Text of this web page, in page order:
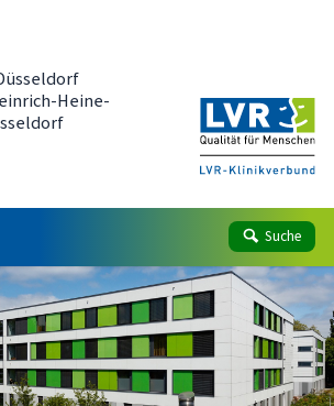
Heine-
Suche